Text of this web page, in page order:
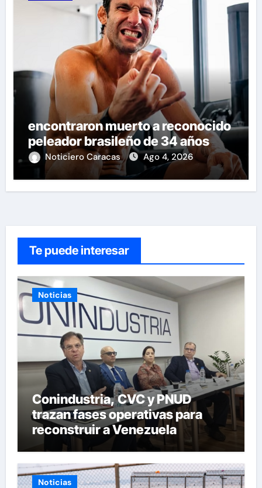
encontraron muerto a reconocido
peleador brasileño de 34 años
Noticiero Caracas Ago 4, 2026
Te puede interesar
Noticias
Conindustria, CVC y PNUD
trazan fases operativas para
reconstruir a Venezuela
Noticias